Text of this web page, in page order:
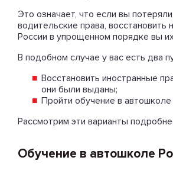
Это означает, что если вы
водительские права, восстановить
России в упрощенном порядке вы
В подобном случае у вас есть два
Восстановить иностранные
они были выданы;
Пройти обучение в автошколе
Рассмотрим эти варианты
Обучение в автошколе